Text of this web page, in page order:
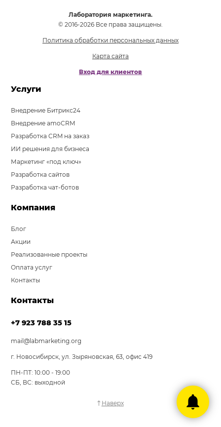
Лаборатория маркетинга.
© 2016-2026 Все права защищены.
Политика обработки персональных данных
Карта сайта
Вход для клиентов
Услуги
Внедрение Битрикс24
Внедрение amoCRM
Разработка CRM на заказ
ИИ решения для бизнеса
Маркетинг «под ключ»
Разработка сайтов
Разработка чат-ботов
Компания
Блог
Акции
Реализованные проекты
Оплата услуг
Контакты
Контакты
+7 923 788 35 15
mail@labmarketing.org
г. Новосибирск, ул. Зыряновская, 63, офис 419
ПН-ПТ: 10:00 - 19:00
СБ, ВС: выходной
Наверх